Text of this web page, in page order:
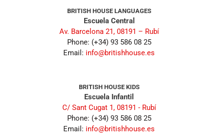
BRITISH HOUSE LANGUAGES
Escuela Central
Av. Barcelona 21, 08191 – Rubí
Phone: (+34) 93 586 08 25
Email: info@britishhouse.es
BRITISH HOUSE KIDS
Escuela Infantil
C/ Sant Cugat 1, 08191 - Rubí
Phone: (+34) 93 586 08 25
Email: info@britishhouse.es